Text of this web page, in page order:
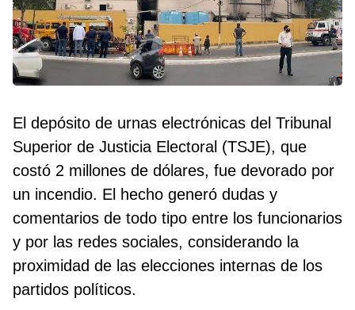
El depósito de urnas electrónicas del Tribunal
Superior de Justicia Electoral (TSJE), que
costó 2 millones de dólares, fue devorado por
un incendio. El hecho generó dudas y
comentarios de todo tipo entre los funcionarios
y por las redes sociales, considerando la
proximidad de las elecciones internas de los
partidos políticos.